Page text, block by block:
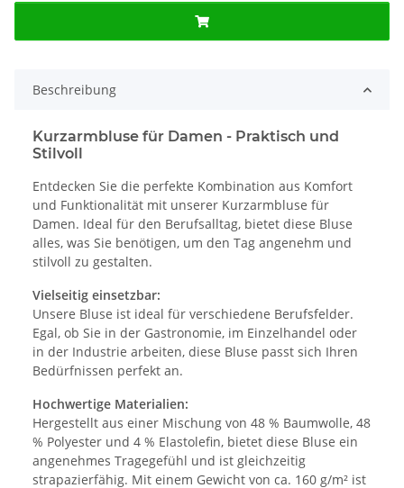
Beschreibung
Kurzarmbluse für Damen - Praktisch und
Stilvoll
Entdecken Sie die perfekte Kombination aus Komfort
und Funktionalität mit unserer Kurzarmbluse für
Damen. Ideal für den Berufsalltag, bietet diese Bluse
alles, was Sie benötigen, um den Tag angenehm und
stilvoll zu gestalten.
Vielseitig einsetzbar:
Unsere Bluse ist ideal für verschiedene Berufsfelder.
Egal, ob Sie in der Gastronomie, im Einzelhandel oder
in der Industrie arbeiten, diese Bluse passt sich Ihren
Bedürfnissen perfekt an.
Hochwertige Materialien:
Hergestellt aus einer Mischung von 48 % Baumwolle, 48
% Polyester und 4 % Elastolefin, bietet diese Bluse ein
angenehmes Tragegefühl und ist gleichzeitig
strapazierfähig. Mit einem Gewicht von ca. 160 g/m² ist